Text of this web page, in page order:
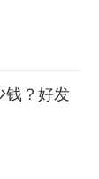
钱？好发